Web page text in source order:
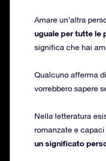
Amare un’altra
uguale per tutte le
significa che hai
Qualcuno afferma
vorrebbero sapere
Nella letteratura
romanzate e
un significato